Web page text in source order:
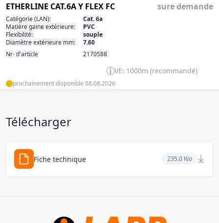
ETHERLINE CAT.6A Y FLEX FC sure demande
Catégorie (LAN):
Cat. 6a
Matière gaine extérieure:
PVC
Flexibilité:
souple
Diamètre extérieure mm:
7.60
Nr- d'article
2170588
VE: 1000m (recommandé)
prochainement disponible 08.08.2026
Télécharger
Fiche technique 235.0 Kio